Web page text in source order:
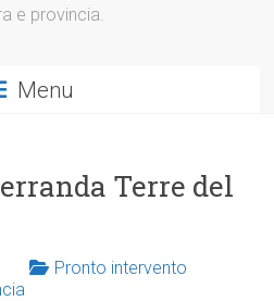
e provincia.
Menu
Terre del
Pronto intervento